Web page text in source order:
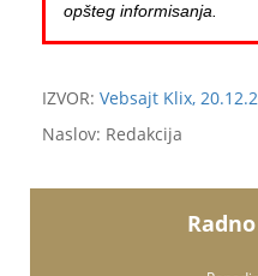
opšteg informisanja.
IZVOR: Vebsajt Klix,
Naslov: Redakcija